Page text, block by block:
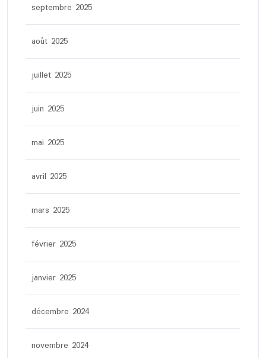
septembre 2025
août 2025
juillet 2025
juin 2025
mai 2025
avril 2025
mars 2025
février 2025
janvier 2025
décembre 2024
novembre 2024